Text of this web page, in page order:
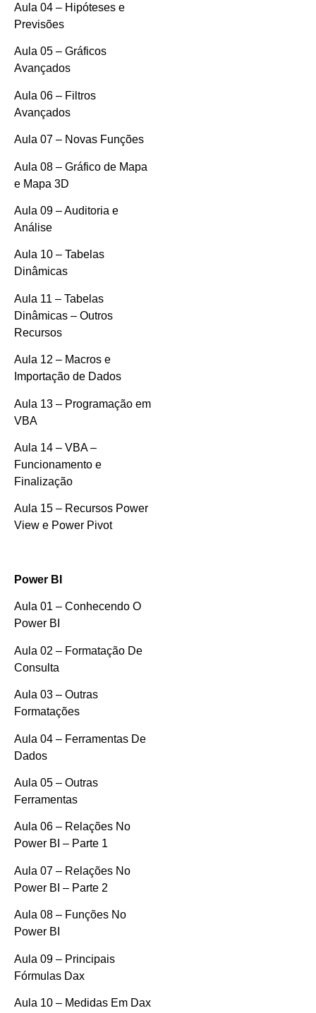
Aula 04 – Hipóteses e
Previsões
Aula 05 – Gráficos
Avançados
Aula 06 – Filtros
Avançados
Aula 07 – Novas Funções
Aula 08 – Gráfico de Mapa
e Mapa 3D
Aula 09 – Auditoria e
Análise
Aula 10 – Tabelas
Dinâmicas
Aula 11 – Tabelas
Dinâmicas – Outros
Recursos
Aula 12 – Macros e
Importação de Dados
Aula 13 – Programação em
VBA
Aula 14 – VBA –
Funcionamento e
Finalização
Aula 15 – Recursos Power
View e Power Pivot
Power BI
Aula 01 – Conhecendo O
Power BI
Aula 02 – Formatação De
Consulta
Aula 03 – Outras
Formatações
Aula 04 – Ferramentas De
Dados
Aula 05 – Outras
Ferramentas
Aula 06 – Relações No
Power BI – Parte 1
Aula 07 – Relações No
Power BI – Parte 2
Aula 08 – Funções No
Power BI
Aula 09 – Principais
Fórmulas Dax
Aula 10 – Medidas Em Dax